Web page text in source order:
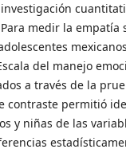
medir la empatía
del manejo
a través de la
contraste permitió
y niñas de las